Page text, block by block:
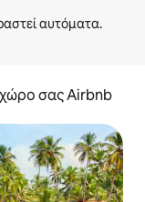
σας Airbnb